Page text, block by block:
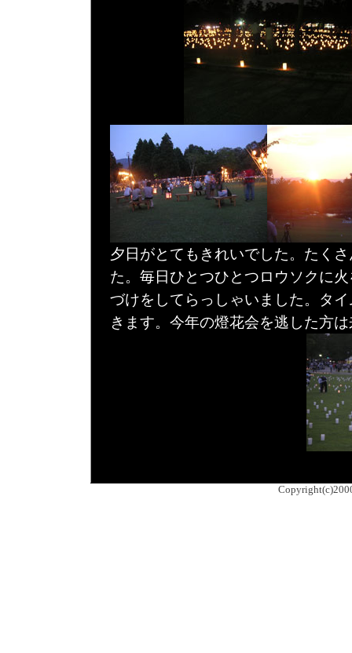
夕日がとてもきれいでした。たく
た。毎日ひとつひとつロウソクに
づけをしてらっしゃいました。タ
きます。今年の燈花会を逃した方